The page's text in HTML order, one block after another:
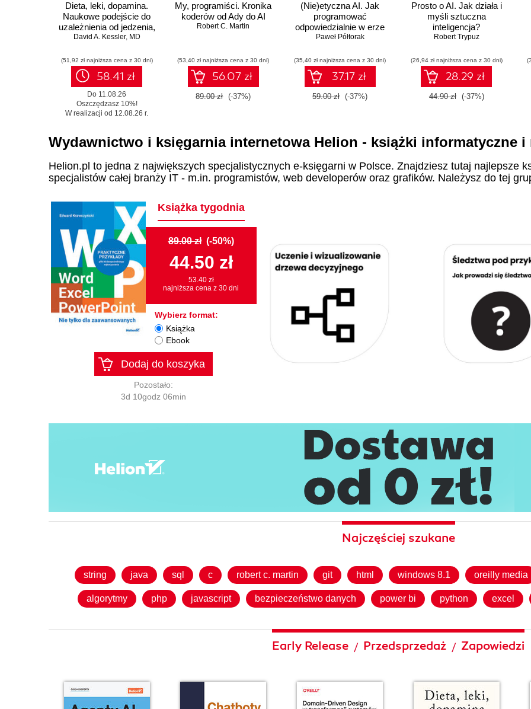
Dieta, leki, dopamina.
Naukowe podejście do
uzależnienia od jedzenia,
fenomenu GLP-1 i roli
David A. Kessler, MD
(51,92 zł najniższa cena z 30 dni)
58.41 zł
Do 11.08.26
Oszczędzasz 10%!
W realizacji od 12.08.26 r.
My, programiści. Kronika
koderów od Ady do AI
Robert C. Martin
(53,40 zł najniższa cena z 30 dni)
56.07 zł
89.00 zł (-37%)
(Nie)etyczna AI. Jak
programować
odpowiedzialnie w erze
sztucznej inteligencji
Paweł Półtorak
(35,40 zł najniższa cena z 30 dni)
37.17 zł
59.00 zł (-37%)
Prosto o AI. Jak działa i
myśli sztuczna
inteligencja?
Robert Trypuz
(26,94 zł najniższa cena z 30 dni)
28.29 zł
44.90 zł (-37%)
Wydawnictwo i księgarnia internetowa Helion - książki informatyczne
Helion.pl to jedna z największych specjalistycznych e-księgarni w Polsce. Znajdziesz tutaj najlepsze
specjalistów całej branży IT - m.in. programistów, web developerów oraz grafików. Należysz do tej
Książka tygodnia
89.00 zł (-50%)
44.50 zł
53.40 zł
najniższa cena z 30 dni
Wybierz format:
Książka
Ebook
Dodaj do koszyka
Pozostało:
3d 10godz 06min
Najczęściej szukane
string java sql c robert c. martin git html windows 8.1 oreilly media
algorytmy php javascript bezpieczeństwo danych power bi python excel
Early Release / Przedsprzedaż / Zapowiedzi